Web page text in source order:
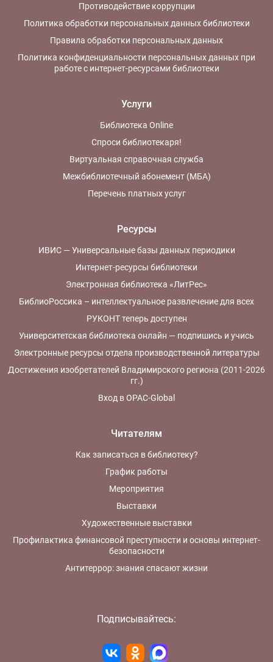
Противодействие коррупции
Политика обработки персональных данных библиотеки
Правила обработки персональных данных
Политика конфиденциальности персональных данных при
работе с интернет-ресурсами библиотеки
Услуги
Библиотека Online
Спроси библиотекаря!
Виртуальная справочная служба
Межбиблиотечный абонемент (МБА)
Перечень платных услуг
Ресурсы
ИВИС — Универсальные базы данных периодики
Интернет-ресурсы библиотеки
Электронная библиотека «ЛитРес»
БиблиоРоссика – интеллектуальное развлечение для всех
РУКОНТ теперь доступен
Университетская библиотека онлайн — подпишись и учись
Электронные ресурсы отдела производственной литературы
Достижения изобретателей Владимирского региона (2011-2026
гг.)
Вход в OPAC-Global
Читателям
Как записаться в библиотеку?
График работы
Мероприятия
Выставки
Художественные выставки
Профилактика финансовой преступности и основы интернет-
безопасности
Антитеррор: знания спасают жизни
Подписывайтесь: